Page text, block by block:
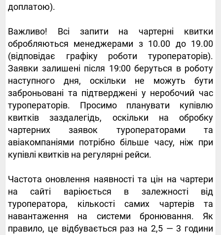
доплатою).
Важливо! Всі запити на чартерні квитки
обробляються менеджерами з 10.00 до 19.00
(відповідає графіку роботи туроператорів).
Заявки залишені після 19:00 беруться в роботу
наступного дня, оскільки не можуть бути
заброньовані та підтверджені у неробочий час
туроператорів. Просимо планувати купівлю
квитків заздалегідь, оскільки на обробку
чартерних заявок туроператорами та
авіакомпаніями потрібно більше часу, ніж при
купівлі квитків на регулярні рейси.
Частота оновлення наявності та цін на чартери
на сайті варіюється в залежності від
туроператора, кількості самих чартерів та
навантаження на системи бронювання. Як
правило, це відбувається раз на 2,5 — 3 години